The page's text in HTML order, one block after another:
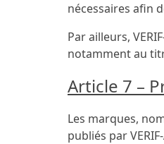
nécessaires afin
Par ailleurs,
notamment au
Article 7 –
Les marques,
publiés par